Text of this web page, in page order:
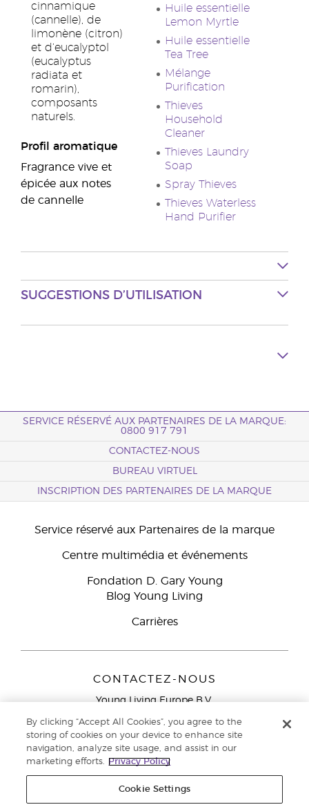
cinnamique
(cannelle), de
limonène (citron)
et d’eucalyptol
(eucalyptus
radiata et
romarin),
composants
naturels.
Profil aromatique
Fragrance vive et
épicée aux notes
de cannelle
Huile essentielle
Lemon Myrtle
Huile essentielle
Tea Tree
Mélange
Purification
Thieves
Household
Cleaner
Thieves Laundry
Soap
Spray Thieves
Thieves Waterless
Hand Purifier
SUGGESTIONS D’UTILISATION
SERVICE RÉSERVÉ AUX PARTENAIRES DE LA MARQUE:
0800 917 791
CONTACTEZ-NOUS
BUREAU VIRTUEL
INSCRIPTION DES PARTENAIRES DE LA MARQUE
Service réservé aux Partenaires de la marque
Centre multimédia et événements
Fondation D. Gary Young
Blog Young Living
Carrières
CONTACTEZ-NOUS
Young Living Europe B.V.
9727 AJ Groningen
Service réservé aux Partenaires de la marque
791
By clicking “Accept All Cookies”, you agree to the
storing of cookies on your device to enhance site
navigation, analyze site usage, and assist in our
marketing efforts.
Privacy Policy
Cookie Settings